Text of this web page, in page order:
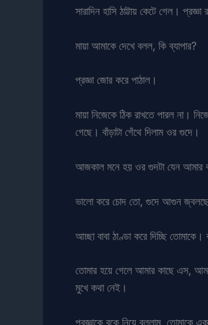
সারাদিন হাসি ঠাট্টায় কেটে গেল।
মায়া আমাকে দেখে বলল, কি ব্যাপার?
প্রজ্ঞা জোর করে পাঠাল।
মায়া নিজেকে ঠিক রাখতে পারল না।
গেছে। বাঁড়াটা গেঁথে দিলাম ওর গুদে।
আজকাল মনে হয় ওর গুদটা যেন আমার
ভালো করে চোদ তো, গুদে আগুন
আচ্ছা বাবা ঠাণ্ডা করে দিচ্ছি
তোমার হয়ে গেলে আমার কাছে এস,
মুখে কথা নেই।
প্রজ্ঞাকে বুকে নিয়ে বললাম,